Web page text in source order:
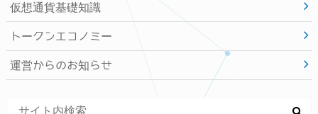
仮想通貨基礎知識
トークンエコノミー
運営からのお知らせ